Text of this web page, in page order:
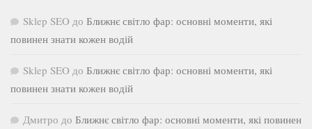
Sklep SEO до Ближнє світло фар: основні моменти, які
повинен знати кожен водій
Sklep SEO до Ближнє світло фар: основні моменти, які
повинен знати кожен водій
Дмитро до Ближнє світло фар: основні моменти, які повинен